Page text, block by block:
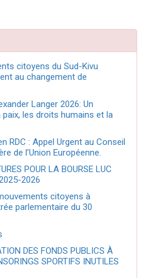
citoyens du Sud-Kivu
au changement de
Langer 2026: Un
les droits humains et la
RDC : Appel Urgent au Conseil
de l’Union Européenne.
POUR LA BOURSE LUC
2026
citoyens à
parlementaire du 30
DES FONDS PUBLICS À
SPORTIFS INUTILES